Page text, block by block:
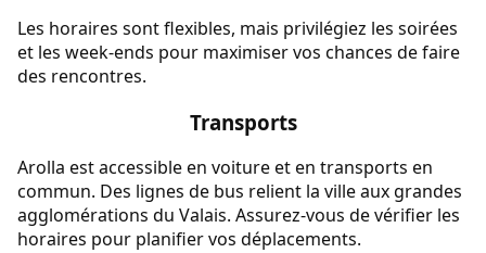
Les horaires sont flexibles, mais privilégiez les soirées
et les week-ends pour maximiser vos chances de faire
des rencontres.
Transports
Arolla est accessible en voiture et en transports en
commun. Des lignes de bus relient la ville aux grandes
agglomérations du Valais. Assurez-vous de vérifier les
horaires pour planifier vos déplacements.